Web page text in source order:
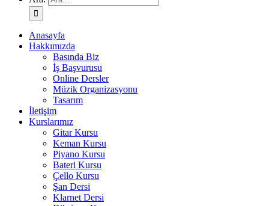
Anasayfa
Hakkımızda
Basında Biz
İş Başvurusu
Online Dersler
Müzik Organizasyonu
Tasarım
İletişim
Kurslarımız
Gitar Kursu
Keman Kursu
Piyano Kursu
Bateri Kursu
Çello Kursu
Şan Dersi
Klarnet Dersi